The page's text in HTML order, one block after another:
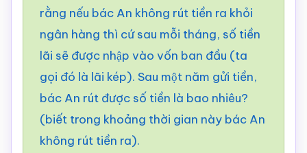
rằng nếu bác An không rút tiền ra khỏi
ngân hàng thì cứ sau mỗi tháng, số tiền
lãi sẽ được nhập vào vốn ban đầu (ta
gọi đó là lãi kép). Sau một năm gửi tiền,
bác An rút được số tiền là bao nhiêu?
(biết trong khoảng thời gian này bác An
không rút tiền ra).